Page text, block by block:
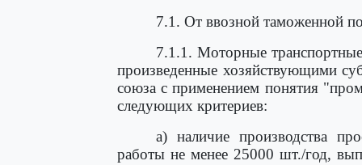
7.1. От ввозной таможенной
7.1.1. Моторные
произведенные хозяйствующими
союза с применением понятия
следующих критериев:
а) наличие производства
работы не менее 25000 шт./год,